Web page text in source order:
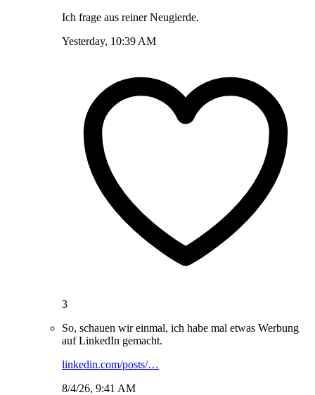
Ich frage aus reiner Neugierde.
Yesterday, 10:39 AM
3
So, schauen wir einmal, ich habe mal etwas Werbung
auf LinkedIn gemacht.
linkedin.com/posts/…
8/4/26, 9:41 AM